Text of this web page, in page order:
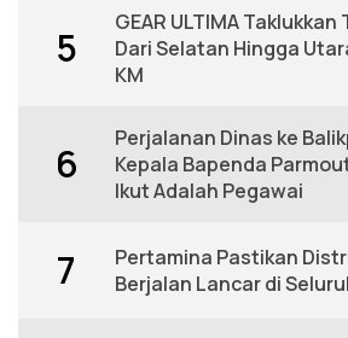
5
GEAR ULTIMA
Dari Selatan Hingga
KM
6
Perjalanan Dinas ke
Kepala Bapenda
Ikut Adalah Pegawai
7
Pertamina Pastikan
Berjalan Lancar di